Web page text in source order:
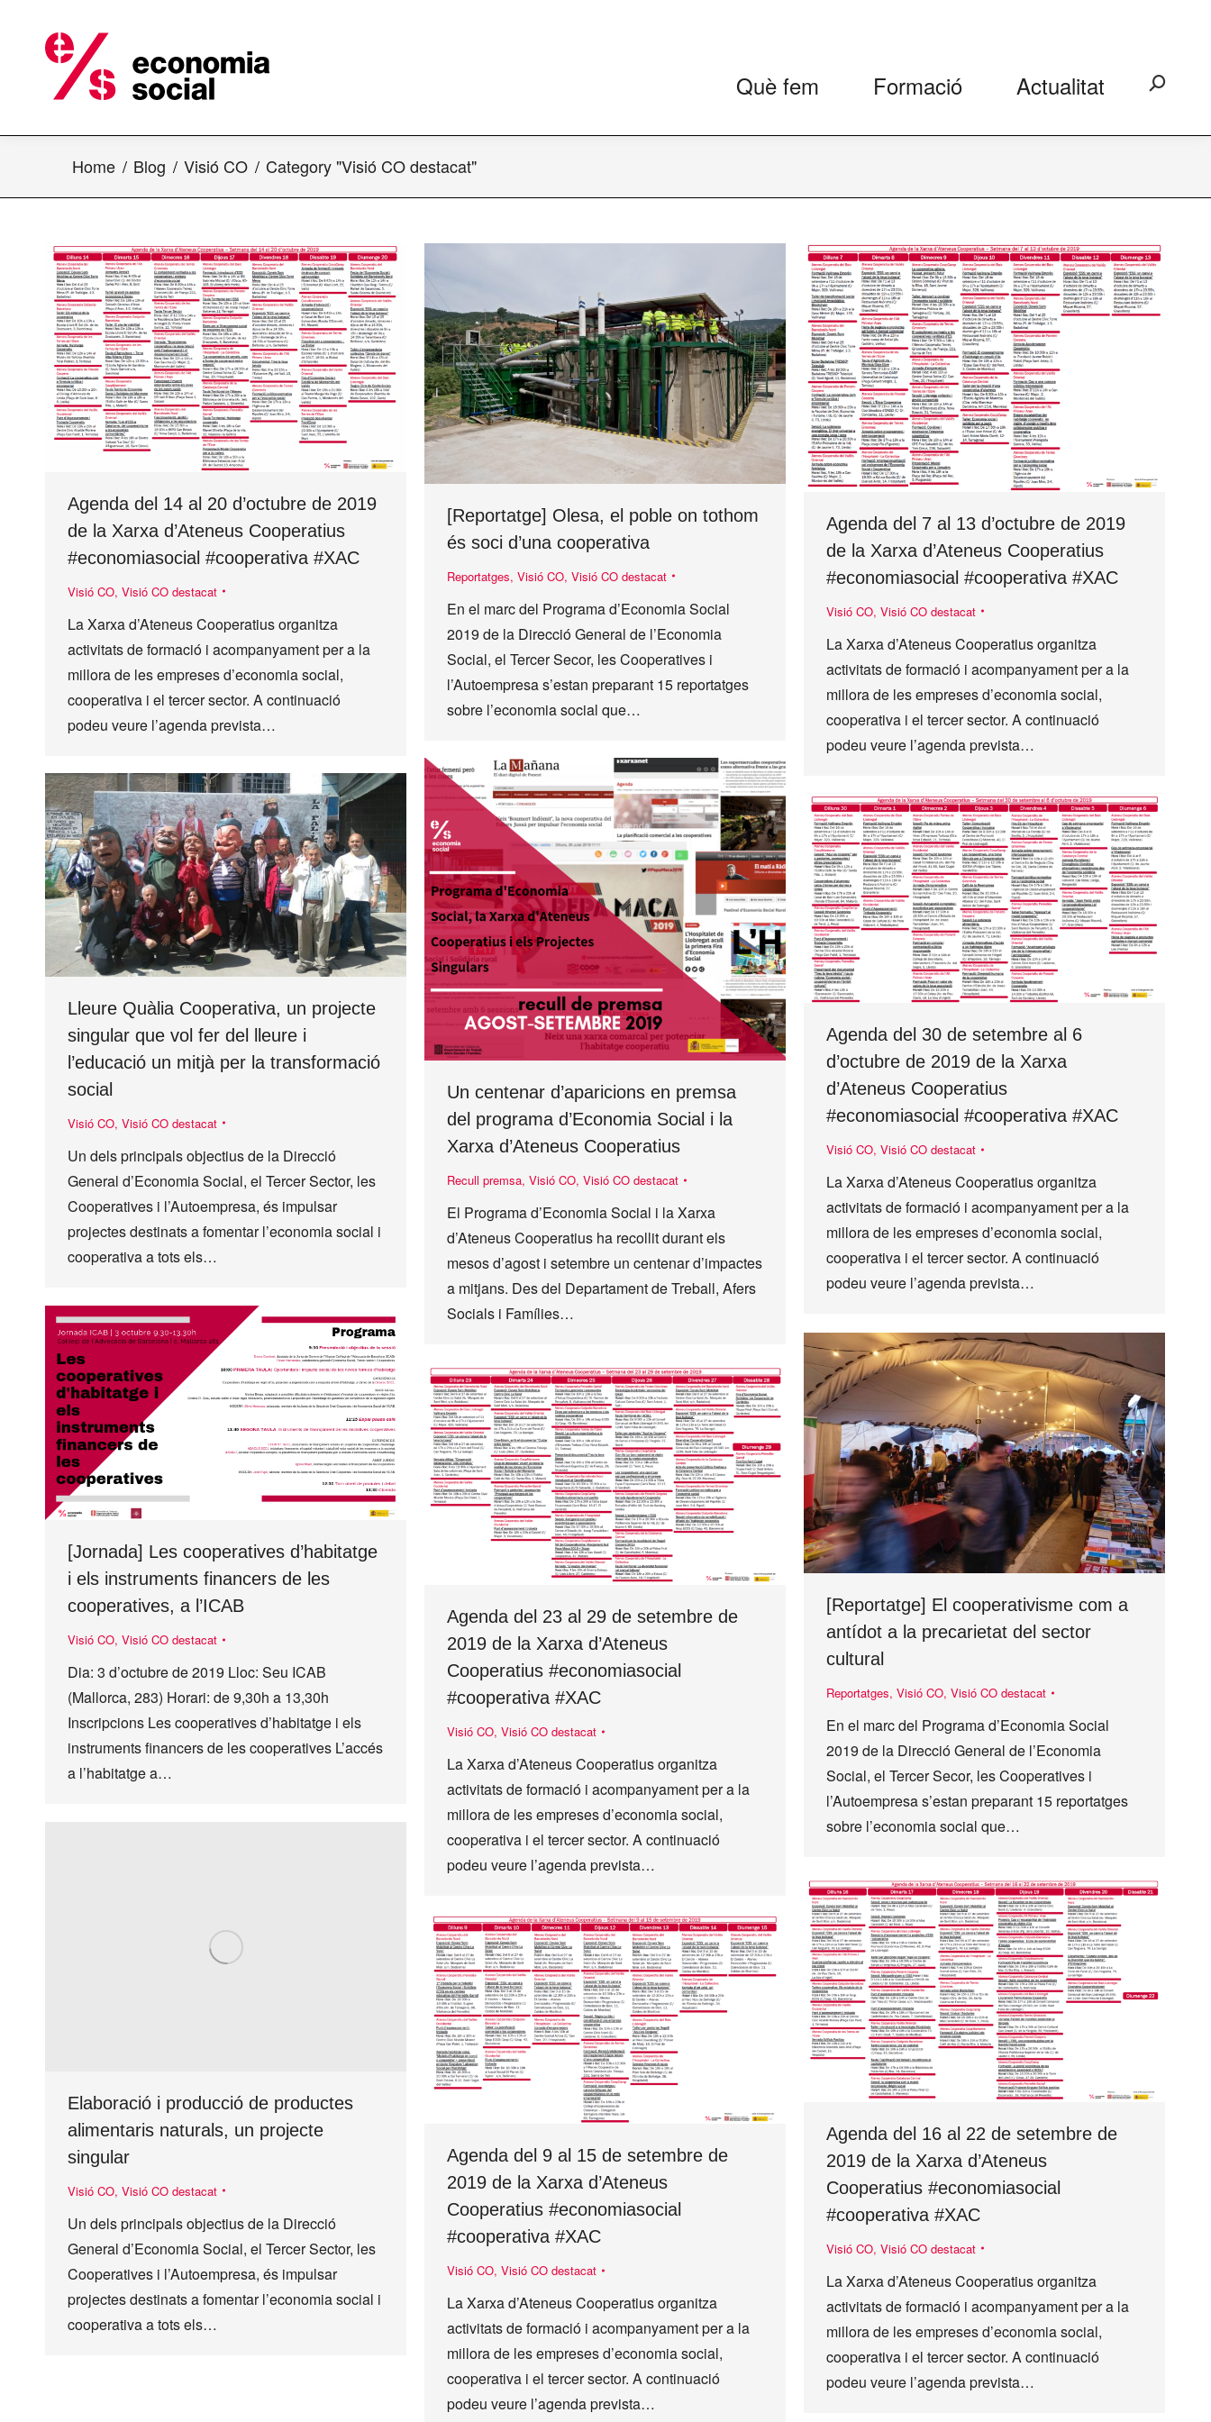
Què fem Formació Actualitat Search:
Home Blog Visió CO Category "Visió CO destacat"
Agenda del 14 al 20 d’octubre de 2019
de la Xarxa d’Ateneus Cooperatius
#economiasocial #cooperativa #XAC
Visió CO, Visió CO destacat
La Xarxa d’Ateneus Cooperatius organitza
activitats de formació i acompanyament per a la
millora de les empreses d’economia social,
cooperativa i el tercer sector. A continuació
podeu veure l’agenda prevista…
[Reportatge] Olesa, el poble on tothom
és soci d’una cooperativa
Reportatges, Visió CO, Visió CO destacat
En el marc del Programa d’Economia Social
2019 de la Direcció General de l’Economia
Social, el Tercer Secor, les Cooperatives i
l’Autoempresa s’estan preparant 15 reportatges
sobre l’economia social que…
Agenda del 7 al 13 d’octubre de 2019
de la Xarxa d’Ateneus Cooperatius
#economiasocial #cooperativa #XAC
Visió CO, Visió CO destacat
La Xarxa d’Ateneus Cooperatius organitza
activitats de formació i acompanyament per a la
millora de les empreses d’economia social,
cooperativa i el tercer sector. A continuació
podeu veure l’agenda prevista…
Un centenar d’aparicions en premsa
del programa d’Economia Social i la
Xarxa d’Ateneus Cooperatius
Recull premsa, Visió CO, Visió CO destacat
El Programa d’Economia Social i la Xarxa
d’Ateneus Cooperatius ha recollit durant els
mesos d’agost i setembre un centenar d’impactes
a mitjans. Des del Departament de Treball, Afers
Socials i Famílies…
Lleure Quàlia Cooperativa, un projecte
singular que vol fer del lleure i
l’educació un mitjà per la transformació
social
Visió CO, Visió CO destacat
Un dels principals objectius de la Direcció
General d’Economia Social, el Tercer Sector, les
Cooperatives i l’Autoempresa, és impulsar
projectes destinats a fomentar l’economia social i
cooperativa a tots els…
Agenda del 30 de setembre al 6
d’octubre de 2019 de la Xarxa
d’Ateneus Cooperatius
#economiasocial #cooperativa #XAC
Visió CO, Visió CO destacat
La Xarxa d’Ateneus Cooperatius organitza
activitats de formació i acompanyament per a la
millora de les empreses d’economia social,
cooperativa i el tercer sector. A continuació
podeu veure l’agenda prevista…
[Jornada] Les cooperatives d’habitatge
i els instruments financers de les
cooperatives, a l’ICAB
Visió CO, Visió CO destacat
Dia: 3 d’octubre de 2019 Lloc: Seu ICAB
(Mallorca, 283) Horari: de 9,30h a 13,30h
Inscripcions Les cooperatives d’habitatge i els
instruments financers de les cooperatives L’accés
a l’habitatge a…
[Reportatge] El cooperativisme com a
antídot a la precarietat del sector
cultural
Reportatges, Visió CO, Visió CO destacat
En el marc del Programa d’Economia Social
2019 de la Direcció General de l’Economia
Social, el Tercer Secor, les Cooperatives i
l’Autoempresa s’estan preparant 15 reportatges
sobre l’economia social que…
Agenda del 23 al 29 de setembre de
2019 de la Xarxa d’Ateneus
Cooperatius #economiasocial
#cooperativa #XAC
Visió CO, Visió CO destacat
La Xarxa d’Ateneus Cooperatius organitza
activitats de formació i acompanyament per a la
millora de les empreses d’economia social,
cooperativa i el tercer sector. A continuació
podeu veure l’agenda prevista…
Elaboració i producció de productes
alimentaris naturals, un projecte
singular
Visió CO, Visió CO destacat
Un dels principals objectius de la Direcció
General d’Economia Social, el Tercer Sector, les
Cooperatives i l’Autoempresa, és impulsar
projectes destinats a fomentar l’economia social i
cooperativa a tots els…
Agenda del 16 al 22 de setembre de
2019 de la Xarxa d’Ateneus
Cooperatius #economiasocial
#cooperativa #XAC
Visió CO, Visió CO destacat
La Xarxa d’Ateneus Cooperatius organitza
activitats de formació i acompanyament per a la
millora de les empreses d’economia social,
cooperativa i el tercer sector. A continuació
podeu veure l’agenda prevista…
Agenda del 9 al 15 de setembre de
2019 de la Xarxa d’Ateneus
Cooperatius #economiasocial
#cooperativa #XAC
Visió CO, Visió CO destacat
La Xarxa d’Ateneus Cooperatius organitza
activitats de formació i acompanyament per a la
millora de les empreses d’economia social,
cooperativa i el tercer sector. A continuació
podeu veure l’agenda prevista…